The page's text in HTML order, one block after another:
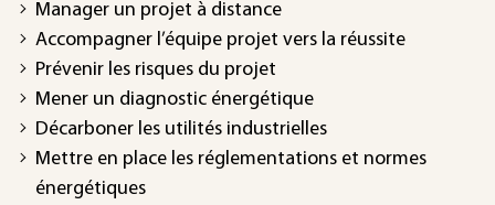
Manager un projet à distance
Accompagner l’équipe projet vers la réussite
Prévenir les risques du projet
Mener un diagnostic énergétique
Décarboner les utilités industrielles
Mettre en place les réglementations et normes
énergétiques